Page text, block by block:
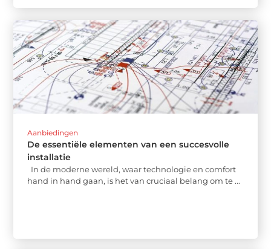
Aanbiedingen
De essentiële elementen van een succesvolle
installatie
In de moderne wereld, waar technologie en comfort
hand in hand gaan, is het van cruciaal belang om te ...